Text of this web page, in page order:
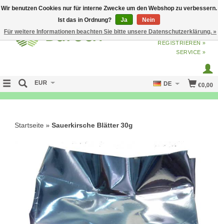
ANMELDENODERJETZT
REGISTRIEREN »
SERVICE »
€0,00
EUR DE
Startseite » Sauerkirsche Blätter 30g
Wir benutzen Cookies nur für interne Zwecke um den Webshop zu verbessern.
Ist das in Ordnung?
Ja
Nein
Für weitere Informationen beachten Sie bitte unsere Datenschutzerklärung. »